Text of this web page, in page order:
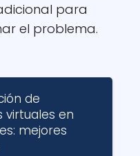
para
el problema.
de
virtuales en
mejores